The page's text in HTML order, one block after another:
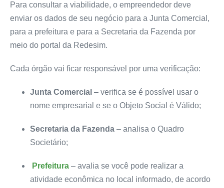
Para consultar a viabilidade, o empreendedor deve
enviar os dados de seu negócio para a Junta Comercial,
para a prefeitura e para a Secretaria da Fazenda por
meio do portal da Redesim.
Cada órgão vai ficar responsável por uma verificação:
Junta Comercial – verifica se é possível usar o
nome empresarial e se o Objeto Social é Válido;
Secretaria da Fazenda – analisa o Quadro
Societário;
Prefeitura – avalia se você pode realizar a
atividade econômica no local informado, de acordo